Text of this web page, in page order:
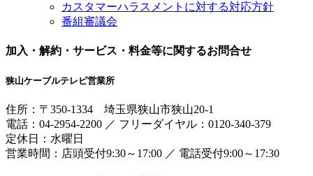
カスタマーハラスメントに対する対応方針
番組審議会
加入・解約・サービス・料金等に関するお問合せ
狭山ケーブルテレビ営業所
住所： 〒350-1334 埼玉県狭山市狭山20-1
電話： 04-2954-2200 ／ フリーダイヤル：0120-340-379
定休日：水曜日
営業時間： 店頭受付9:30～17:00 ／ 電話受付9:00～17:30